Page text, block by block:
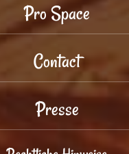
Pro Space
Contact
Presse